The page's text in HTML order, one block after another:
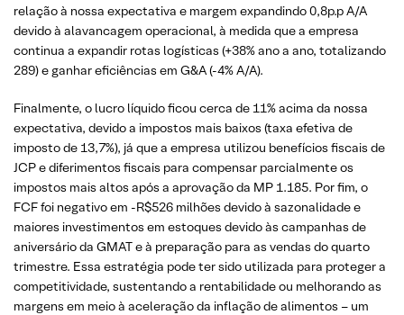
relação à nossa expectativa e margem expandindo 0,8p.p A/A
devido à alavancagem operacional, à medida que a empresa
continua a expandir rotas logísticas (+38% ano a ano, totalizando
289) e ganhar eficiências em G&A (-4% A/A).
Finalmente, o lucro líquido ficou cerca de 11% acima da nossa
expectativa, devido a impostos mais baixos (taxa efetiva de
imposto de 13,7%), já que a empresa utilizou benefícios fiscais de
JCP e diferimentos fiscais para compensar parcialmente os
impostos mais altos após a aprovação da MP 1.185. Por fim, o
FCF foi negativo em -R$526 milhões devido à sazonalidade e
maiores investimentos em estoques devido às campanhas de
aniversário da GMAT e à preparação para as vendas do quarto
trimestre. Essa estratégia pode ter sido utilizada para proteger a
competitividade, sustentando a rentabilidade ou melhorando as
margens em meio à aceleração da inflação de alimentos – um